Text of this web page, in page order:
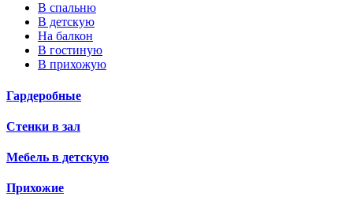
В спальню
В детскую
На балкон
В гостиную
В прихожую
Гардеробные
Стенки в зал
Мебель в детскую
Прихожие